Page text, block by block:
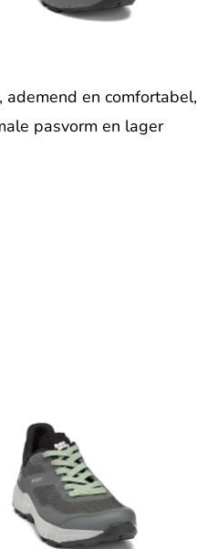
en comfortabel,
pasvorm en lager